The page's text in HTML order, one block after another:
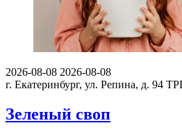
2026-08-08 2026-08-08
г. Екатеринбург, ул. Репина, д. 94
Зеленый своп